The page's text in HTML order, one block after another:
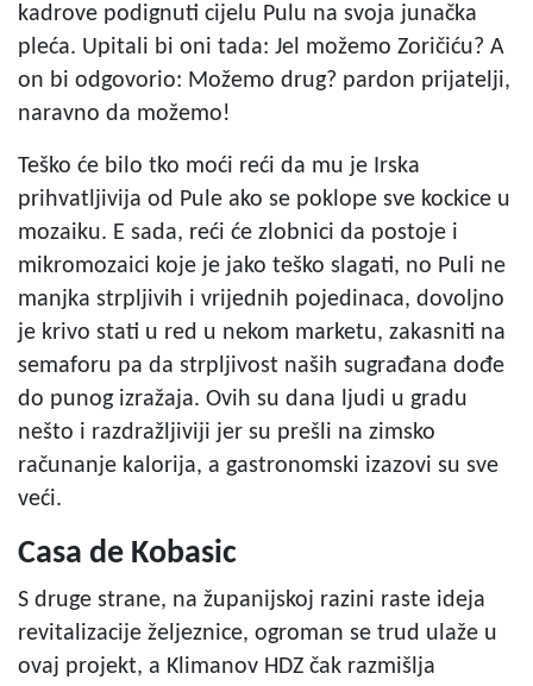
kadrove podignuti cijelu Pulu na svoja junačka
pleća. Upitali bi oni tada: Jel možemo Zoričiću? A
on bi odgovorio: Možemo drug? pardon prijatelji,
naravno da možemo!
Teško će bilo tko moći reći da mu je Irska
prihvatljivija od Pule ako se poklope sve kockice u
mozaiku. E sada, reći će zlobnici da postoje i
mikromozaici koje je jako teško slagati, no Puli ne
manjka strpljivih i vrijednih pojedinaca, dovoljno
je krivo stati u red u nekom marketu, zakasniti na
semaforu pa da strpljivost naših sugrađana dođe
do punog izražaja. Ovih su dana ljudi u gradu
nešto i razdražljiviji jer su prešli na zimsko
računanje kalorija, a gastronomski izazovi su sve
veći.
Casa de Kobasic
S druge strane, na županijskoj razini raste ideja
revitalizacije željeznice, ogroman se trud ulaže u
ovaj projekt, a Klimanov HDZ čak razmišlja